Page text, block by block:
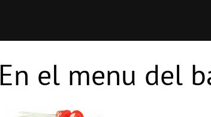
En el menu del